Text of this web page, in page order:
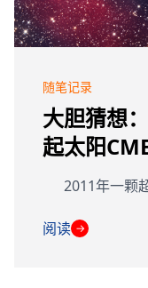
随笔记录
大胆猜想
起太阳
2011年一颗
阅读 →